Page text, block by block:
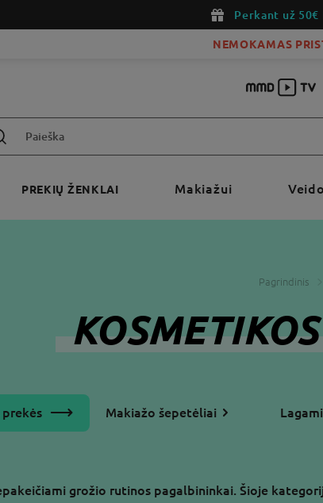
Perkant už 50€
NEMOKAMAS
PREKIŲ ŽENKLAI Makiažui
Pagrindinis
prekės Makiažo šepetėliai
grožio rutinos pagalbininkai. Šioje